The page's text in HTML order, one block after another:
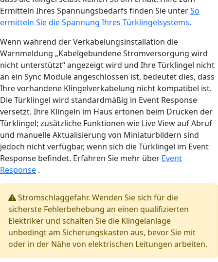
Ermitteln Ihres Spannungsbedarfs finden Sie unterSo
ermitteln Sie die Spannung Ihres Türklingelsystems.
Wenn während der Verkabelungsinstallation die
Warnmeldung „Kabelgebundene Stromversorgung wird
nicht unterstützt“ angezeigt wird und Ihre Türklingel nicht
an ein Sync Module angeschlossen ist, bedeutet dies, dass
Ihre vorhandene Klingelverkabelung nicht kompatibel ist.
Die Türklingel wird standardmäßig in Event Response
versetzt. Ihre Klingeln im Haus ertönen beim Drücken der
Türklingel; zusätzliche Funktionen wie Live View auf Abruf
und manuelle Aktualisierung von Miniaturbildern sind
jedoch nicht verfügbar, wenn sich die Türklingel im Event
Response befindet. Erfahren Sie mehr über Event
Response .
Stromschlaggefahr. Wenden Sie sich für die
sicherste Fehlerbehebung an einen qualifizierten
Elektriker und schalten Sie die Klingelanlage
unbedingt am Sicherungskasten aus, bevor Sie mit
oder in der Nähe von elektrischen Leitungen arbeiten.